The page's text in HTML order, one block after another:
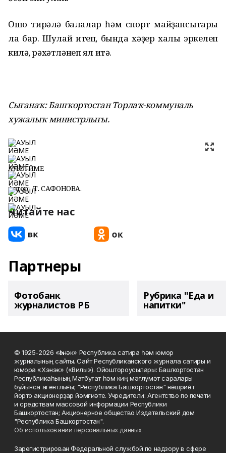
Ошо тирәлә балалар һәм спорт майҙансыҡтары
ла бар. Шулай итеп, бында хәҙер халыҡ эркелеп
килә, рәхәтләнеп ял итә.
Сығанаҡ: Башҡортостан Торлаҡ-коммуналь
хужалыҡ министрлығы.
АУЫЛ ЙӘМЕ
Автор: Т. САФОНОВА.
Читайте нас
Партнеры
Фотобанк
журналистов РБ
Рубрика "Еда и
напитки"
© 1925-2026 «Һәнәк» Республика сатира һәм юмор
журналының сайты. Сайт Республиканского журнала сатиры и
юмора «Хэнэк» («Вилы»). Ойоштороусылары: Башҡортостан
Республикаһының Матбуғат һәм киң мәғлүмәт саралары
буйынса агентлығы; "Республика Башкортостан" нәшриәт
йорто акционерҙар йәмғиәте. Учредители: Агентство по печати
и средствам массовой информации Республики
Башкортостан; Акционерное общество Издательский дом
"Республика Башкортостан".
Об использовании персональных данных
Зарегистрирован Федеральной службой по надзору в сфере